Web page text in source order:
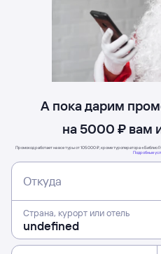
А пока дарим
на 5000 ₽ вам
Промокод работает на все туры от 105 000 ₽, кроме туроператора «Библио
Подробные
Откуда
Страна, курорт или отель